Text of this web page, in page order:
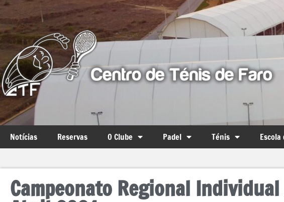
Notícias Reservas O Clube Padel Ténis
Campeonato Regional